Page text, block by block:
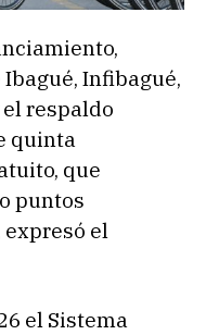
Infibagué,
respaldo
quinta
que
puntos
expresó el
el Sistema